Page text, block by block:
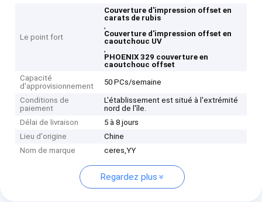
Le point fort
Couverture d'impression offset en
carats de rubis
,
Couverture d'impression offset en
caoutchouc UV
,
PHOENIX 329 couverture en
caoutchouc offset
Capacité
d'approvisionnement
50 PCs/semaine
Conditions de
paiement
L'établissement est situé à l'extrémité
nord de l'île.
Délai de livraison
5 à 8 jours
Lieu d'origine
Chine
Nom de marque
ceres,YY
Regardez plus